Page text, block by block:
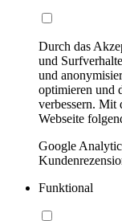
Durch das
und
und
optimieren und
verbessern. Mit
Webseite
Google
Funktional